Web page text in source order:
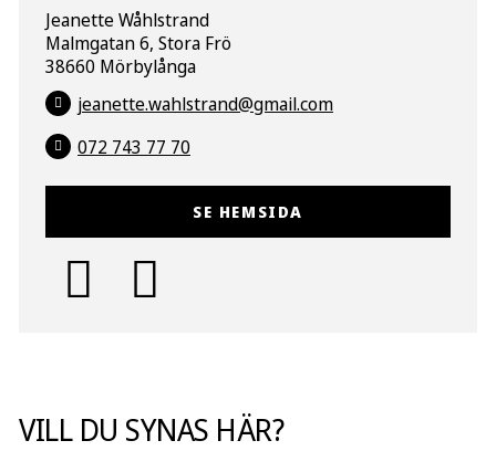
Jeanette Wåhlstrand
Malmgatan 6, Stora Frö
38660 Mörbylånga
jeanette.wahlstrand@gmail.com
072 743 77 70
SE HEMSIDA
VILL DU SYNAS HÄR?